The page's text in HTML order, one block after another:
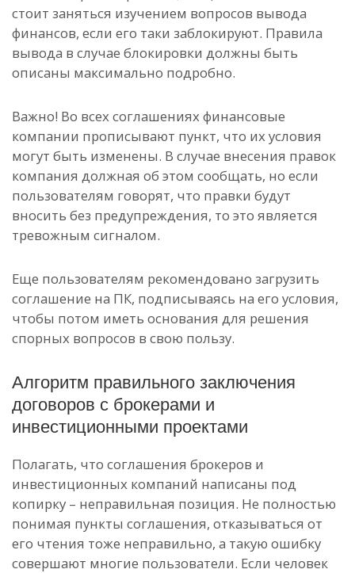
стоит заняться изучением вопросов вывода
финансов, если его таки заблокируют. Правила
вывода в случае блокировки должны быть
описаны максимально подробно.
Важно! Во всех соглашениях финансовые
компании прописывают пункт, что их условия
могут быть изменены. В случае внесения правок
компания должная об этом сообщать, но если
пользователям говорят, что правки будут
вносить без предупреждения, то это является
тревожным сигналом.
Еще пользователям рекомендовано загрузить
соглашение на ПК, подписываясь на его условия,
чтобы потом иметь основания для решения
спорных вопросов в свою пользу.
Алгоритм правильного заключения
договоров с брокерами и
инвестиционными проектами
Полагать, что соглашения брокеров и
инвестиционных компаний написаны под
копирку – неправильная позиция. Не полностью
понимая пункты соглашения, отказываться от
его чтения тоже неправильно, а такую ошибку
совершают многие пользователи. Если человек